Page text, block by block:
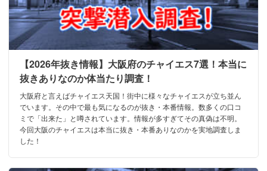
【2026年抜き情報】大阪府のチャイエス7選！本当に
抜きありなのか体当たり調査！
大阪府と言えばチャイエス天国！街中に様々なチャイエスが立ち並ん
でいます。その中で最も気になるのが抜き・本番情報。数多くの口コ
ミで「出来た」と噂されています。情報が多すぎてその真偽は不明。
今回大阪のチャイエスは本当に抜き・本番ありなのかを実地調査しま
した！